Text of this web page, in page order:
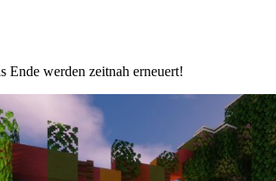
Ende werden zeitnah erneuert!